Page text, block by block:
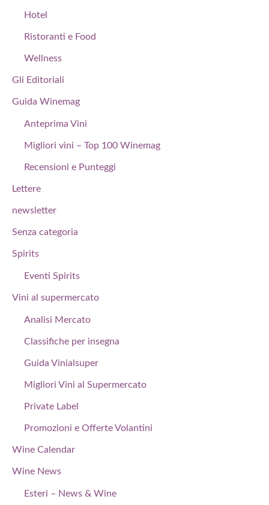
Hotel
Ristoranti e Food
Wellness
Gli Editoriali
Guida Winemag
Anteprima Vini
Migliori vini – Top 100 Winemag
Recensioni e Punteggi
Lettere
newsletter
Senza categoria
Spirits
Eventi Spirits
Vini al supermercato
Analisi Mercato
Classifiche per insegna
Guida Vinialsuper
Migliori Vini al Supermercato
Private Label
Promozioni e Offerte Volantini
Wine Calendar
Wine News
Esteri – News & Wine